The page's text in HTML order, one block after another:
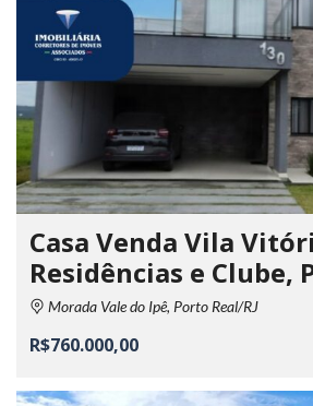
Casa Venda Vila
Residências e Clube,
Morada Vale do Ipê, Porto Real/RJ
R$760.000,00